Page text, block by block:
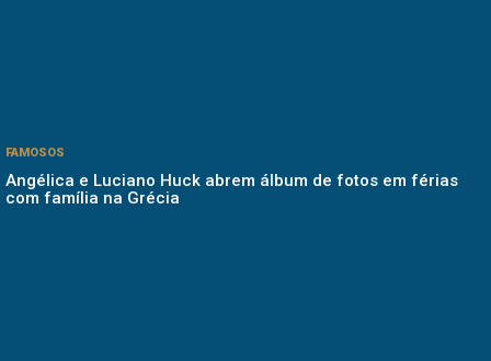
FAMOSOS
Angélica e Luciano Huck abrem álbum de fotos em férias
com família na Grécia